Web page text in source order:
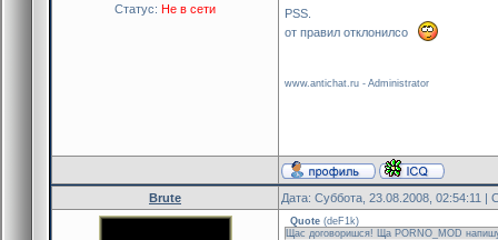
Статус: Не в сети
PSS.
от правил отклонилсо
www.antichat.ru - Administrator
Brute Дата: Суббота, 23.08.2008, 02:54:11
Quote (deF1k)
Щас договоришся! Ща PORNO_MOD